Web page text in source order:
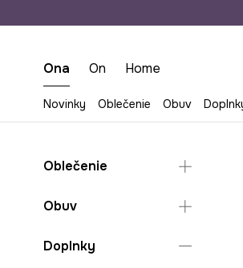
Ona On Home
Novinky Oblečenie Obuv
Oblečenie
Kabáty
Obuv
Šľapky a sandále
Doplnky